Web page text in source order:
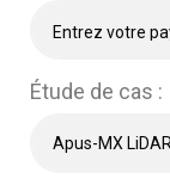
Étude de cas :